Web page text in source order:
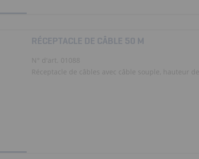
RÉCEPTACLE DE CÂBLE 50 M
N° d'art. 01088
Réceptacle de câbles avec câble souple, hauteur